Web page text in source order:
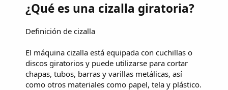
¿Qué es una cizalla giratoria?
Definición de cizalla
El máquina cizalla está equipada con cuchillas o
discos giratorios y puede utilizarse para cortar
chapas, tubos, barras y varillas metálicas, así
como otros materiales como papel, tela y plástico.